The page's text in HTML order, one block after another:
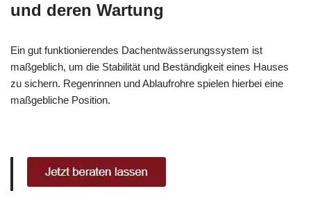
und deren Wartung
Ein gut funktionierendes Dachentwässerungssystem ist
maßgeblich, um die Stabilität und Beständigkeit eines Hauses
zu sichern. Regenrinnen und Ablaufrohre spielen hierbei eine
maßgebliche Position.